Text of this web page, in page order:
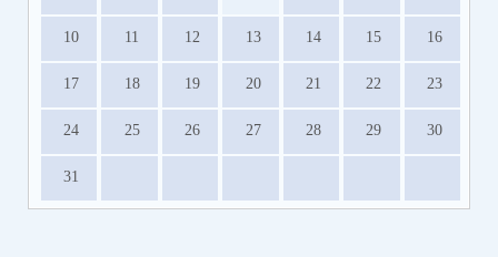
10 11 12 13 14 15 16
17 18 19 20 21 22 23
24 25 26 27 28 29 30
31